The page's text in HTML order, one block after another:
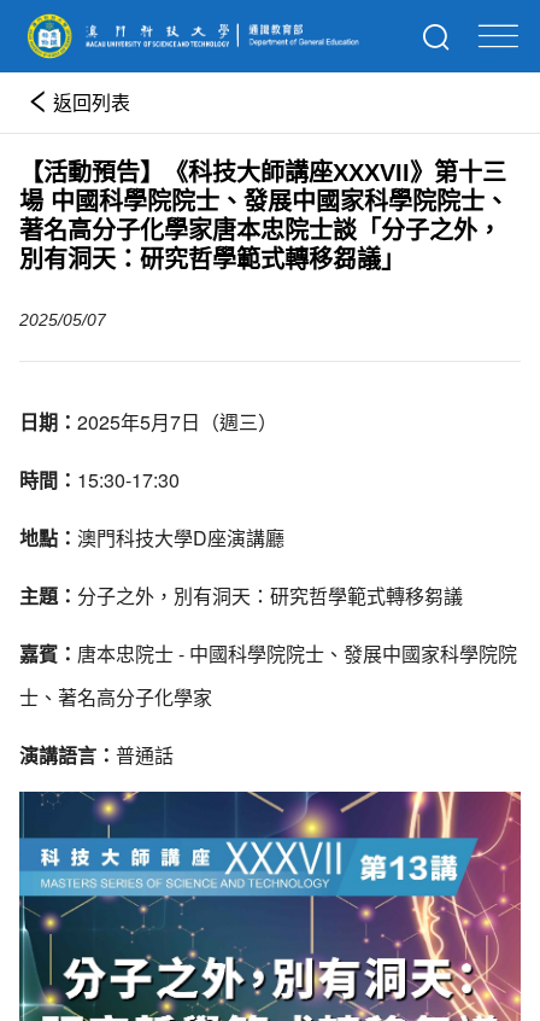
返回列表
【活動預告】《科技大師講座XXXVII》第十三
場 中國科學院院士、發展中國家科學院院士、
著名高分子化學家唐本忠院士談「分子之外，
別有洞天：研究哲學範式轉移芻議」
2025/05/07
日期： 2025年5月7日（週三）
時間： 15:30-17:30
地點： 澳門科技大學D座演講廳
主題： 分子之外，別有洞天：研究哲學範式轉移芻議
嘉賓： 唐本忠院士 - 中國科學院院士、發展中國家科學院院
士、著名高分子化學家
演講語言： 普通話